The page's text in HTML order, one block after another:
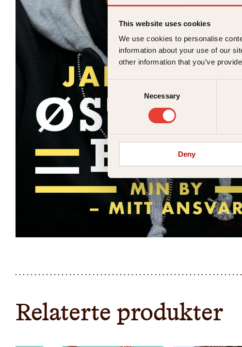
This website uses cookies
We use cookies to personalise
information about your use of our
other information that you’ve
Consent
Selection
Necessary
Deny
Last
Relaterte produkter